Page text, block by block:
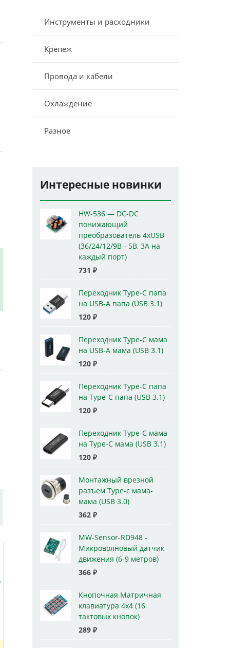
Инструменты и расходники
Крепеж
Провода и кабели
Охлаждение
Разное
Интересные новинки
HW-536 — DC-DC
понижающий
преобразователь 4xUSB
(36/24/12/9В - 5В, 3А на
каждый порт)
731 ₽
Переходник Type-C папа
на USB-A папа (USB 3.1)
120 ₽
Переходник Type-C мама
на USB-A мама (USB 3.1)
120 ₽
Переходник Type-C папа
на Type-C папа (USB 3.1)
120 ₽
Переходник Type-C мама
на Type-C мама (USB 3.1)
120 ₽
Монтажный врезной
разъем Type-c мама-
мама (USB 3.0)
362 ₽
MW-Sensor-RD948 -
Микроволновый датчик
движения (6-9 метров)
366 ₽
Кнопочная Матричная
клавиатура 4x4 (16
тактовых кнопок)
289 ₽